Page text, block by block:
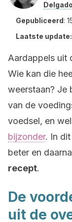
Gepubliceerd:
Laatste update:
Aardappels uit
Wie kan die
weerstaan? Je
van de
voedsel, en
bijzonder. In
beter en
recept.
De
uit de